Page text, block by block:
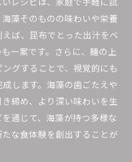
藻そのものの味わいや栄養
ば、昆布でとった出汁をベ
一案です。さらに、麺の上
グすることで、視覚的にも
します。海藻の歯ごたえや
締め、より深い味わいを生
通じて、海藻が持つ多様な
な食体験を創出することが